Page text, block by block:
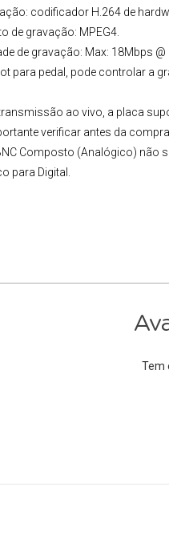
codificador H.264 de
de gravação: MPEG4.
de gravação: Max: 18Mbps @
para pedal, pode controlar a
ao vivo, a placa
verificar antes da
Composto (Analógico) não
para Digital.
Tem